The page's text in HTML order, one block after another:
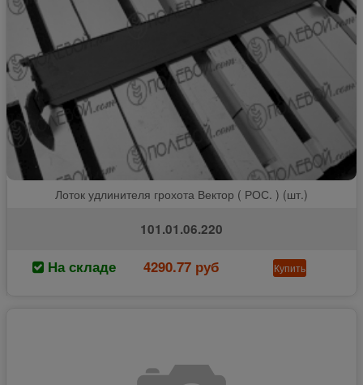
Лоток удлинителя грохота Вектор ( РОС. ) (шт.)
101.01.06.220
На складе 4290.77 руб Купить